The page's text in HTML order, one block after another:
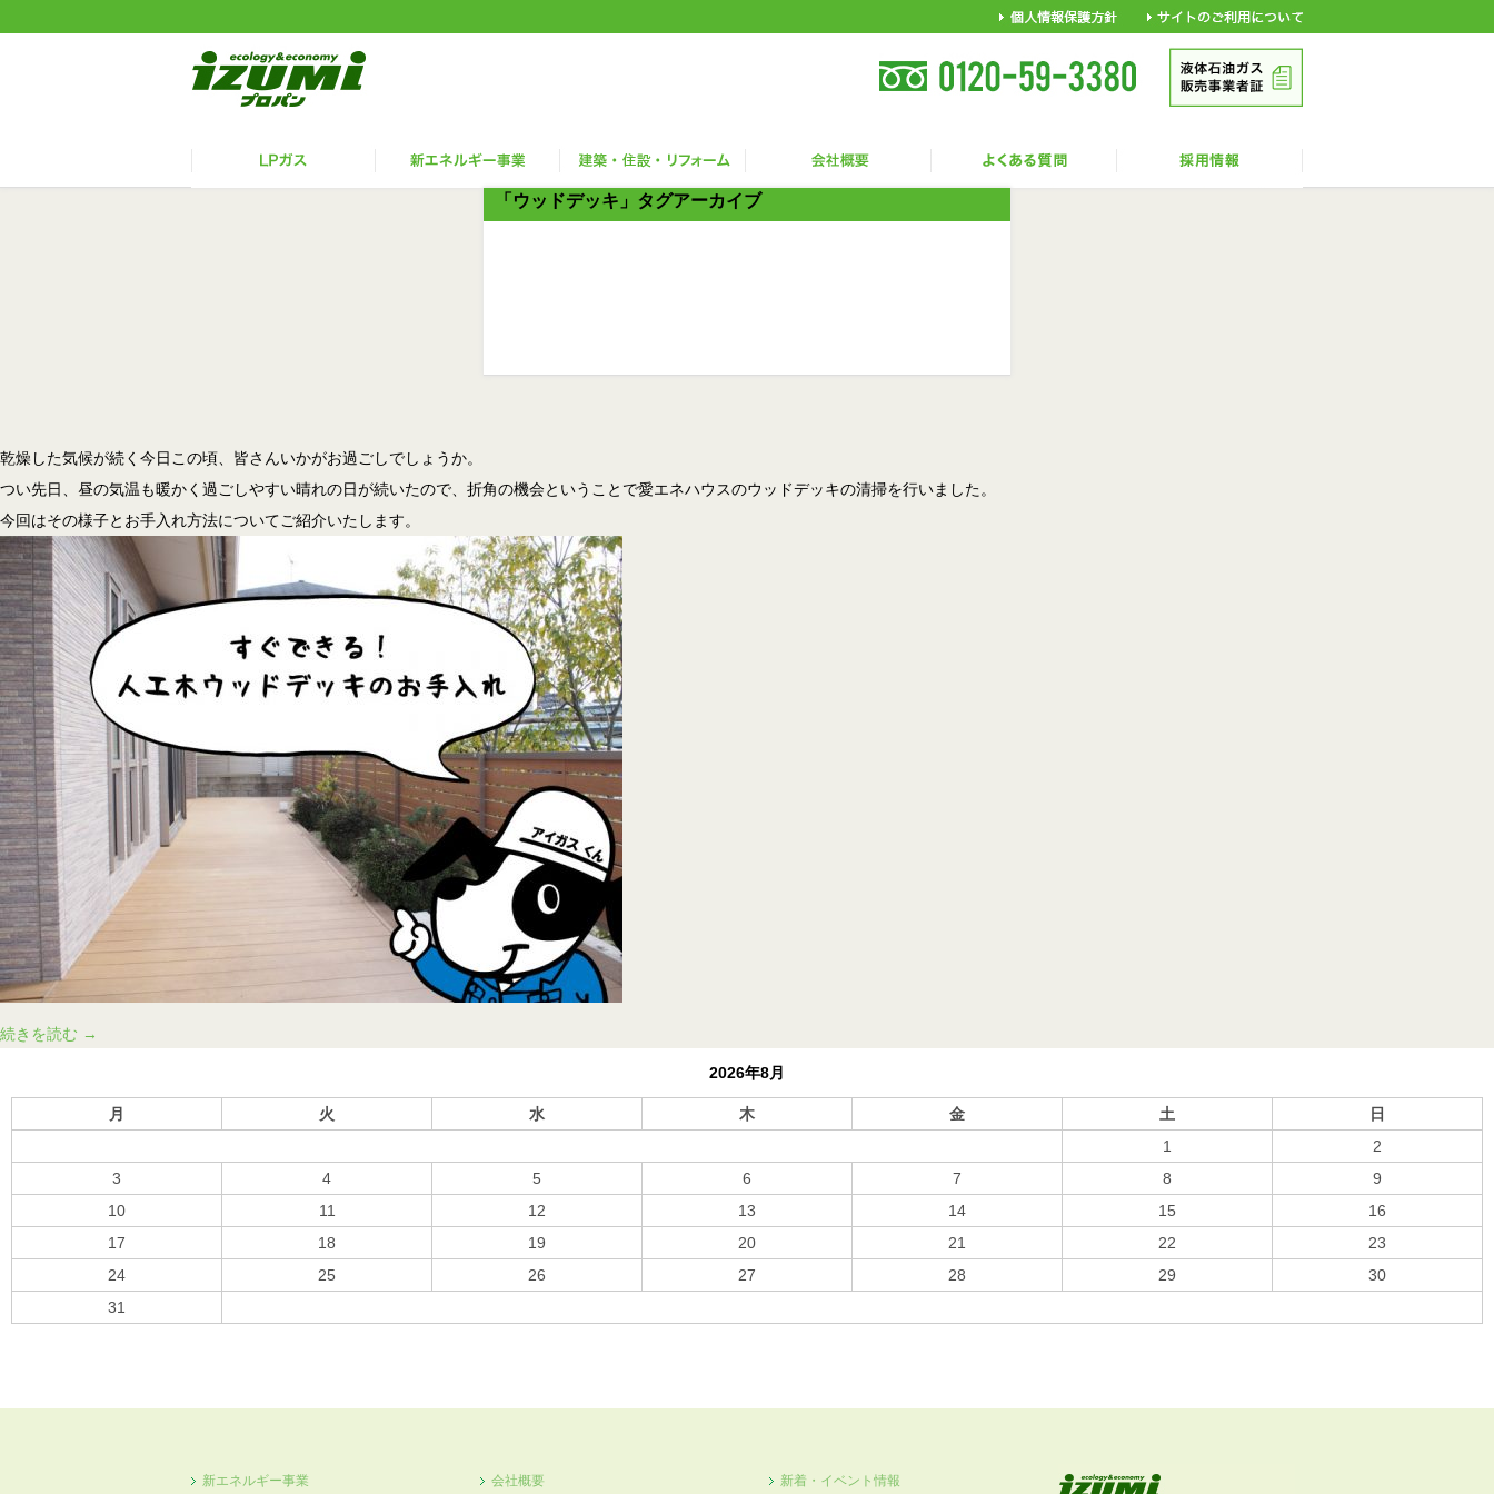
「ウッドデッキ」タグアーカイブ
乾燥した気候が続く今日この頃、皆さんいかがお過ごしでしょうか。
つい先日、昼の気温も暖かく過ごしやすい晴れの日が続いたので、折角の機会ということで愛エネハウスのウッドデッキの清掃を行いました。
今回はその様子とお手入れ方法についてご紹介いたします。
続きを読む す
で
き
ッ
→
2026年8月
月 火 水 木 金 土
日
1
2
3
4 5 6 7 8
9
10
11 12 13 14 15
16
17
18 19 20 21 22
23
24
25 26 27 28 29
30
31
新エネルギー事業 会社概要 新着・イベント情報